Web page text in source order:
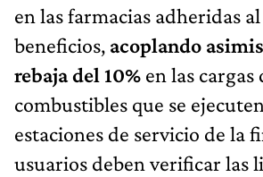
en las farmacias adheridas
beneficios, acoplando
rebaja del 10% en las cargas
combustibles que se
estaciones de servicio de la
usuarios deben verificar las